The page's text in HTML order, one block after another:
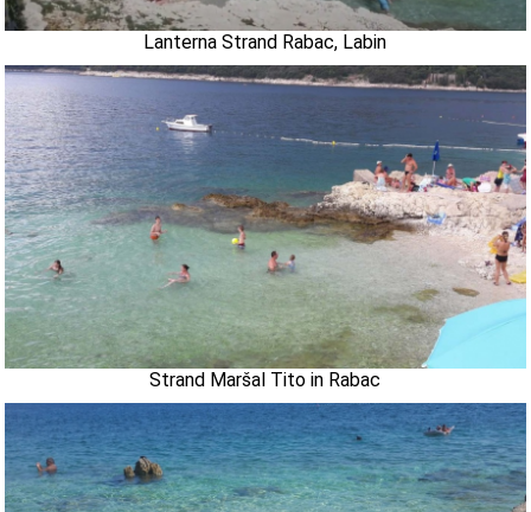
Lanterna Strand Rabac, Labin
Strand Maršal Tito in Rabac